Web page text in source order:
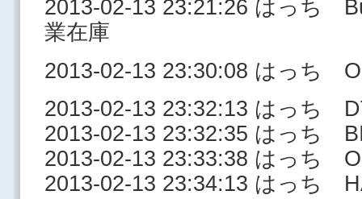
2013-02-13 23:21:26 はっち
業在庫
2013-02-13 23:30:08 はっち
2013-02-13 23:32:13 はっち
2013-02-13 23:32:35 はっち
2013-02-13 23:33:38 はっち
2013-02-13 23:34:13 はっち